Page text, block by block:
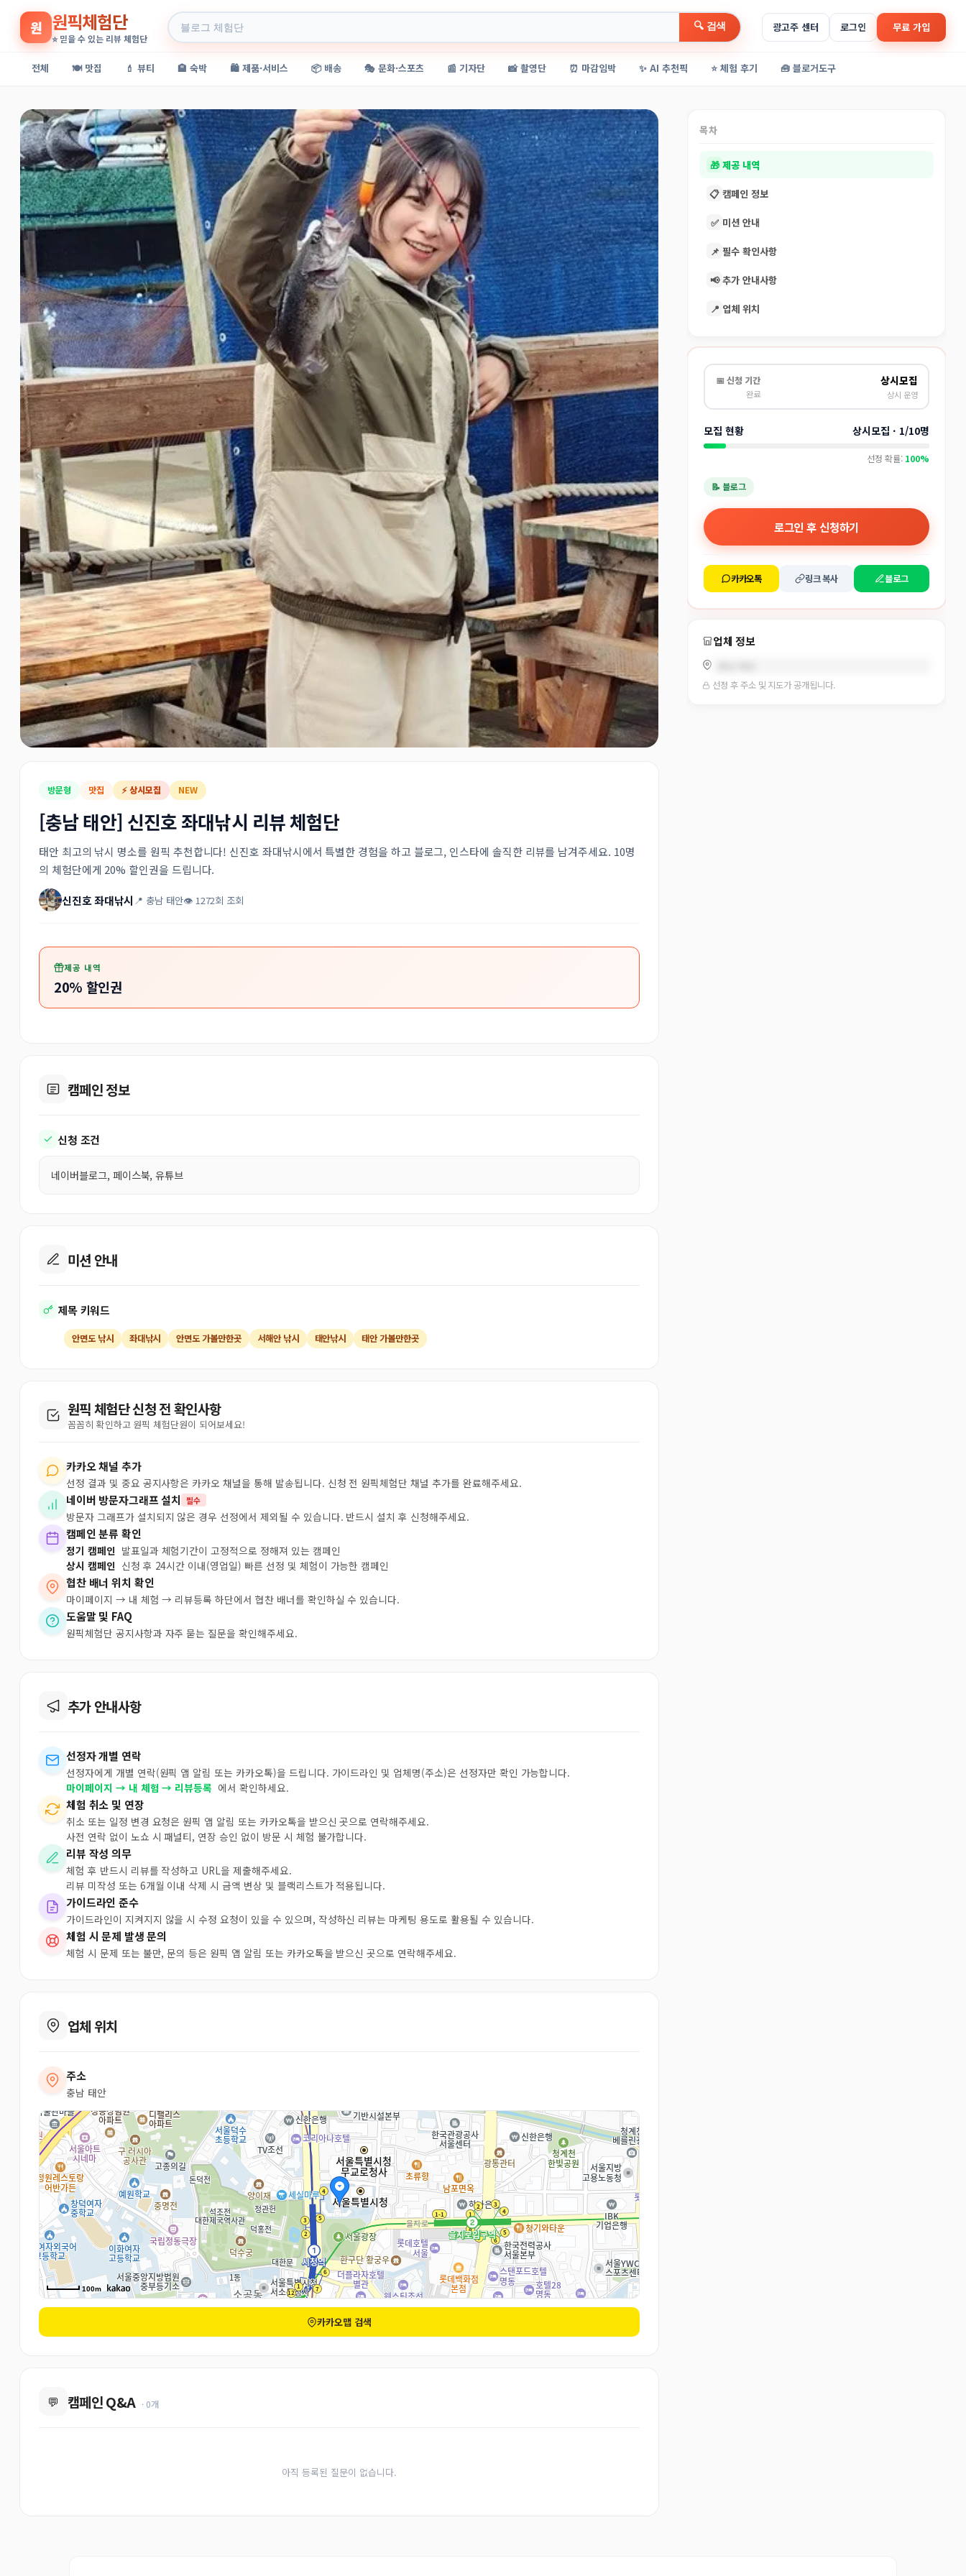
원 원픽체험단
⭐ 믿을 수 있는 리뷰 체험단
🔍 검색 광고주 센터 로그인 무료 가입
전체 🍽️ 맛집 💄 뷰티 🏨 숙박 🛍️ 제품·서비스 📦 배송 🎭 문화·스포츠 📰 기자단 📸 촬영단 ⏰ 마감임박 ✨ AI 추천픽 ⭐ 체험 후기 🧰 블로거도구
방문형 맛집 ⚡ 상시모집 NEW
[충남 태안] 신진호 좌대낚시 리뷰 체험단
태안 최고의 낚시 명소를 원픽 추천합니다! 신진호 좌대낚시에서 특별한 경험을 하고 블로그, 인스타에 솔직한 리뷰를 남겨주세요. 10명
의 체험단에게 20% 할인권을 드립니다.
신진호 좌대낚시 📍 충남 태안👁 1272회 조회
제공 내역
20% 할인권
캠페인 정보
신청 조건
네이버블로그, 페이스북, 유튜브
미션 안내
제목 키워드
안면도 낚시 좌대낚시 안면도 가볼만한곳 서해안 낚시 태안낚시 태안 가볼만한곳
원픽 체험단 신청 전 확인사항
꼼꼼히 확인하고 원픽 체험단원이 되어보세요!
카카오 채널 추가
선정 결과 및 중요 공지사항은 카카오 채널을 통해 발송됩니다. 신청 전 원픽체험단 채널 추가를 완료해주세요.
네이버 방문자그래프 설치 필수
방문자 그래프가 설치되지 않은 경우 선정에서 제외될 수 있습니다. 반드시 설치 후 신청해주세요.
캠페인 분류 확인
정기 캠페인 발표일과 체험기간이 고정적으로 정해져 있는 캠페인
상시 캠페인 신청 후 24시간 이내(영업일) 빠른 선정 및 체험이 가능한 캠페인
협찬 배너 위치 확인
마이페이지 → 내 체험 → 리뷰등록 하단에서 협찬 배너를 확인하실 수 있습니다.
도움말 및 FAQ
원픽체험단 공지사항과 자주 묻는 질문을 확인해주세요.
추가 안내사항
선정자 개별 연락
선정자에게 개별 연락(원픽 앱 알림 또는 카카오톡)을 드립니다. 가이드라인 및 업체명(주소)은 선정자만 확인 가능합니다.
마이페이지 → 내 체험 → 리뷰등록 에서 확인하세요.
체험 취소 및 연장
취소 또는 일정 변경 요청은 원픽 앱 알림 또는 카카오톡을 받으신 곳으로 연락해주세요.
사전 연락 없이 노쇼 시 패널티, 연장 승인 없이 방문 시 체험 불가합니다.
리뷰 작성 의무
체험 후 반드시 리뷰를 작성하고 URL을 제출해주세요.
리뷰 미작성 또는 6개월 이내 삭제 시 금액 변상 및 블랙리스트가 적용됩니다.
가이드라인 준수
가이드라인이 지켜지지 않을 시 수정 요청이 있을 수 있으며, 작성하신 리뷰는 마케팅 용도로 활용될 수 있습니다.
체험 시 문제 발생 문의
체험 시 문제 또는 불만, 문의 등은 원픽 앱 알림 또는 카카오톡을 받으신 곳으로 연락해주세요.
업체 위치
주소
충남 태안
100m
카카오맵 검색
💬 캠페인 Q&A · 0개
아직 등록된 질문이 없습니다.
목차
🎁 제공 내역
📋 캠페인 정보
✅ 미션 안내
📌 필수 확인사항
📢 추가 안내사항
📍 업체 위치
📅 신청 기간
완료
상시모집
상시 운영
모집 현황 상시모집 · 1/10명
선정 확률: 100%
📝 블로그
로그인 후 신청하기
카카오톡 링크 복사 블로그
업체 정보
선정 후 주소 및 지도가 공개됩니다.